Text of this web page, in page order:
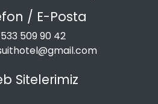
/ E-Posta
509 90 42
Sitelerimiz